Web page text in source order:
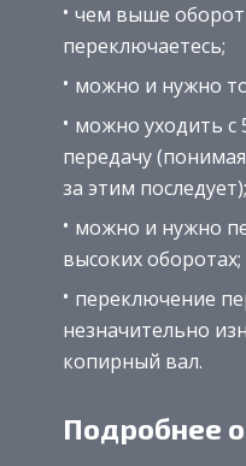
чем выше
переключаетесь;
можно и нужно
можно уходить с
передачу
за этим последует);
можно и нужно
высоких оборотах;
переключение
незначительно
копирный вал.
Подробнее